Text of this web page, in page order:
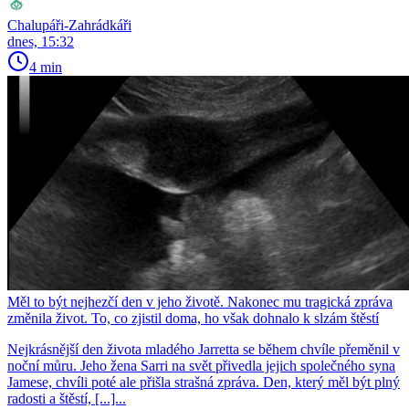
Chalupáři-Zahrádkáři
dnes, 15:32
4 min
Měl to být nejhezčí den v jeho životě. Nakonec mu tragická zpráva
změnila život. To, co zjistil doma, ho však dohnalo k slzám štěstí
Nejkrásnější den života mladého Jarretta se během chvíle přeměnil v
noční můru. Jeho žena Sarri na svět přivedla jejich společného syna
Jamese, chvíli poté ale přišla strašná zpráva. Den, který měl být plný
radosti a štěstí, [...]...